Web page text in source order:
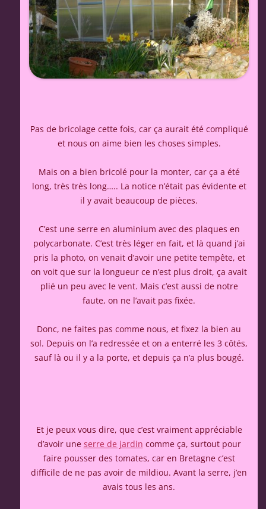
Pas de bricolage cette fois, car ça aurait été compliqué
et nous on aime bien les choses simples.
Mais on a bien bricolé pour la monter, car ça a été
long, très très long….. La notice n’était pas évidente et
il y avait beaucoup de pièces.
C’est une serre en aluminium avec des plaques en
polycarbonate. C’est très léger en fait, et là quand j’ai
pris la photo, on venait d’avoir une petite tempête, et
on voit que sur la longueur ce n’est plus droit, ça avait
plié un peu avec le vent. Mais c’est aussi de notre
faute, on ne l’avait pas fixée.
Donc, ne faites pas comme nous, et fixez la bien au
sol. Depuis on l’a redressée et on a enterré les 3 côtés,
sauf là ou il y a la porte, et depuis ça n’a plus bougé.
Et je peux vous dire, que c’est vraiment appréciable
d’avoir une serre de jardin comme ça, surtout pour
faire pousser des tomates, car en Bretagne c’est
difficile de ne pas avoir de mildiou. Avant la serre, j’en
avais tous les ans.